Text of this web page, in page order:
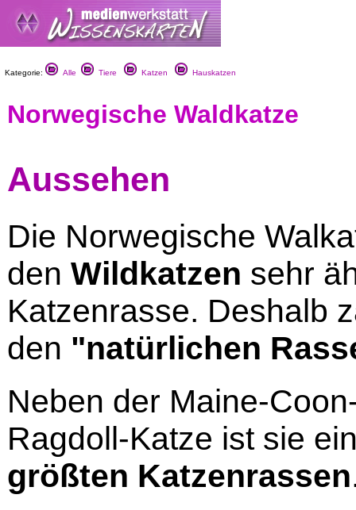
Kategorie: Alle Tiere Katzen Hauskatzen
Norwegische Waldkatze
Aussehen
Die Norwegische
den Wildkatzen sehr
Katzenrasse. Deshalb
den "natürlichen
Neben der Maine-
Ragdoll-Katze ist sie
größten Katzenrassen